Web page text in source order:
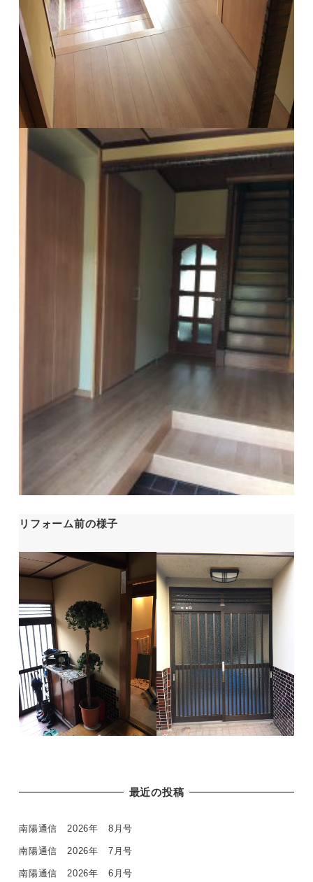
リフォーム前の様子
最近の投稿
南陽通信 2026年 8月号
南陽通信 2026年 7月号
南陽通信 2026年 6月号